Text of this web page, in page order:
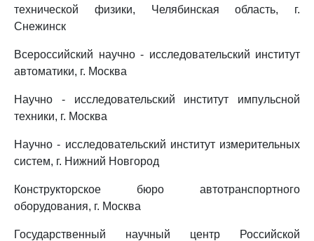
технической физики, Челябинская область, г.
Снежинск
Всероссийский научно - исследовательский институт
автоматики, г. Москва
Научно - исследовательский институт импульсной
техники, г. Москва
Научно - исследовательский институт измерительных
систем, г. Нижний Новгород
Конструкторское бюро автотранспортного
оборудования, г. Москва
Государственный научный центр Российской